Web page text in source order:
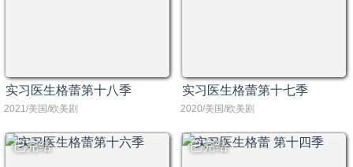
实习医生格蕾第十八季
2021/美国/欧美剧
实习医生格蕾第十七季
2020/美国/欧美剧
已完结 已完结